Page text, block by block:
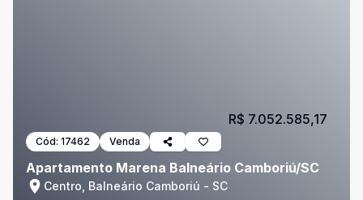
Cód: 17462 Venda
Apartamento Marena Balneário Camboriú/SC
Centro, Balneário Camboriú - SC
R$ 7.052.585,17